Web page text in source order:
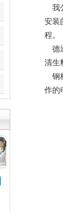
我
安装
程。
德
清生
钢
作的